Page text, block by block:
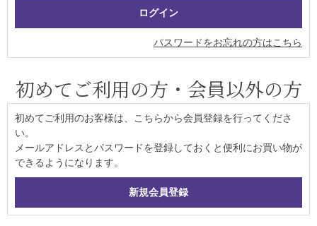
パスワードをお忘れの方はこちら
初めてご利用の方・会員以外の方
初めてご利用のお客様は、こちらから会員登録を行ってくださ
い。
メールアドレスとパスワードを登録しておくと便利にお買い物が
できるようになります。